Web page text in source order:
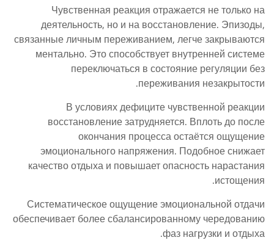
Чувственная реакция отражается не только на
деятельность, но и на восстановление. Эпизоды,
связанные личным переживанием, легче закрываются
ментально. Это способствует внутренней системе
переключаться в состояние регуляции без
переживания незакрытости.
В условиях дефиците чувственной реакции
восстановление затрудняется. Вплоть до после
окончания процесса остаётся ощущение
эмоционального напряжения. Подобное снижает
качество отдыха и повышает опасность нарастания
истощения.
Систематическое ощущение эмоциональной отдачи
обеспечивает более сбалансированному чередованию
фаз нагрузки и отдыха.